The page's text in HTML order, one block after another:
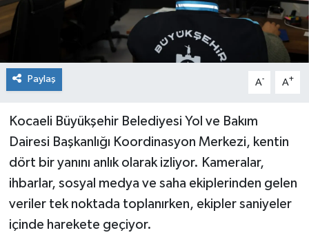
Paylaş A- A+
Kocaeli Büyükşehir Belediyesi Yol ve Bakım
Dairesi Başkanlığı Koordinasyon Merkezi, kentin
dört bir yanını anlık olarak izliyor. Kameralar,
ihbarlar, sosyal medya ve saha ekiplerinden gelen
veriler tek noktada toplanırken, ekipler saniyeler
içinde harekete geçiyor.